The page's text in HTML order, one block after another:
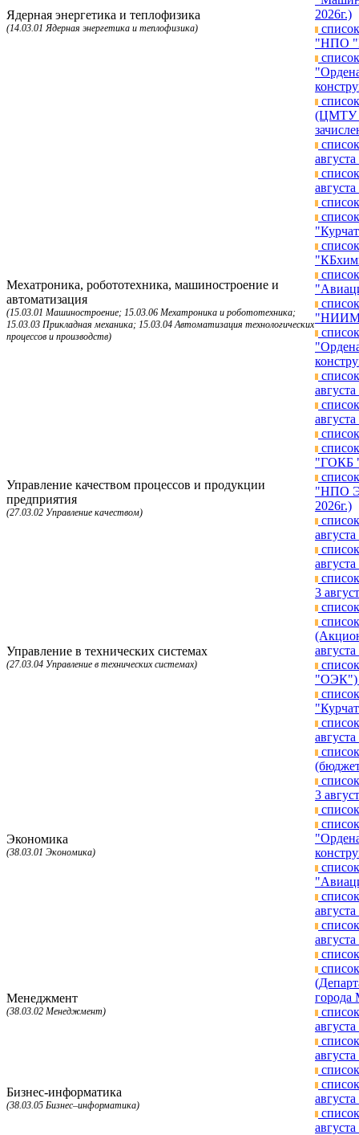
Ядерная энергетика и теплофизика
(14.03.01 Ядерная энергетика и теплофизика)
2026г.)
"НПО
(ЦМТУ
Мехатроника, робототехника, машиностроение и
автоматизация
(15.03.01 Машиностроение; 15.03.06 Мехатроника и робототехника;
15.03.03 Прикладная механика; 15.03.04 Автоматизация технологических
процессов и производств)
Управление качеством процессов и продукции
предприятия
(27.03.02 Управление качеством)
"ГОКБ
"НПО
2026г.)
Управление в технических системах
(27.03.04 Управление в технических системах)
3
"ОЭК")
Экономика
(38.03.01 Экономика)
3
Менеджмент
(38.03.02 Менеджмент)
города
Бизнес-информатика
(38.03.05 Бизнес–информатика)